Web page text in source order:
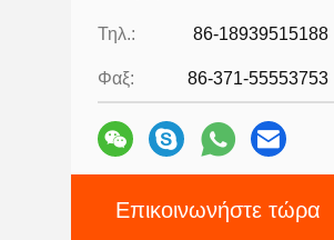
Τηλ.: 86-18939515188
Φαξ: 86-371-55553753
Επικοινωνήστε τώρα